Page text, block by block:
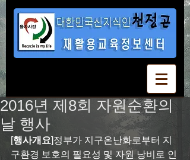
2016년 제8회 자원순환의
날 행사
[행사개요]정부가 지구온난화로부터 지
구환경 보호의 필요성 및 자원 낭비로 인